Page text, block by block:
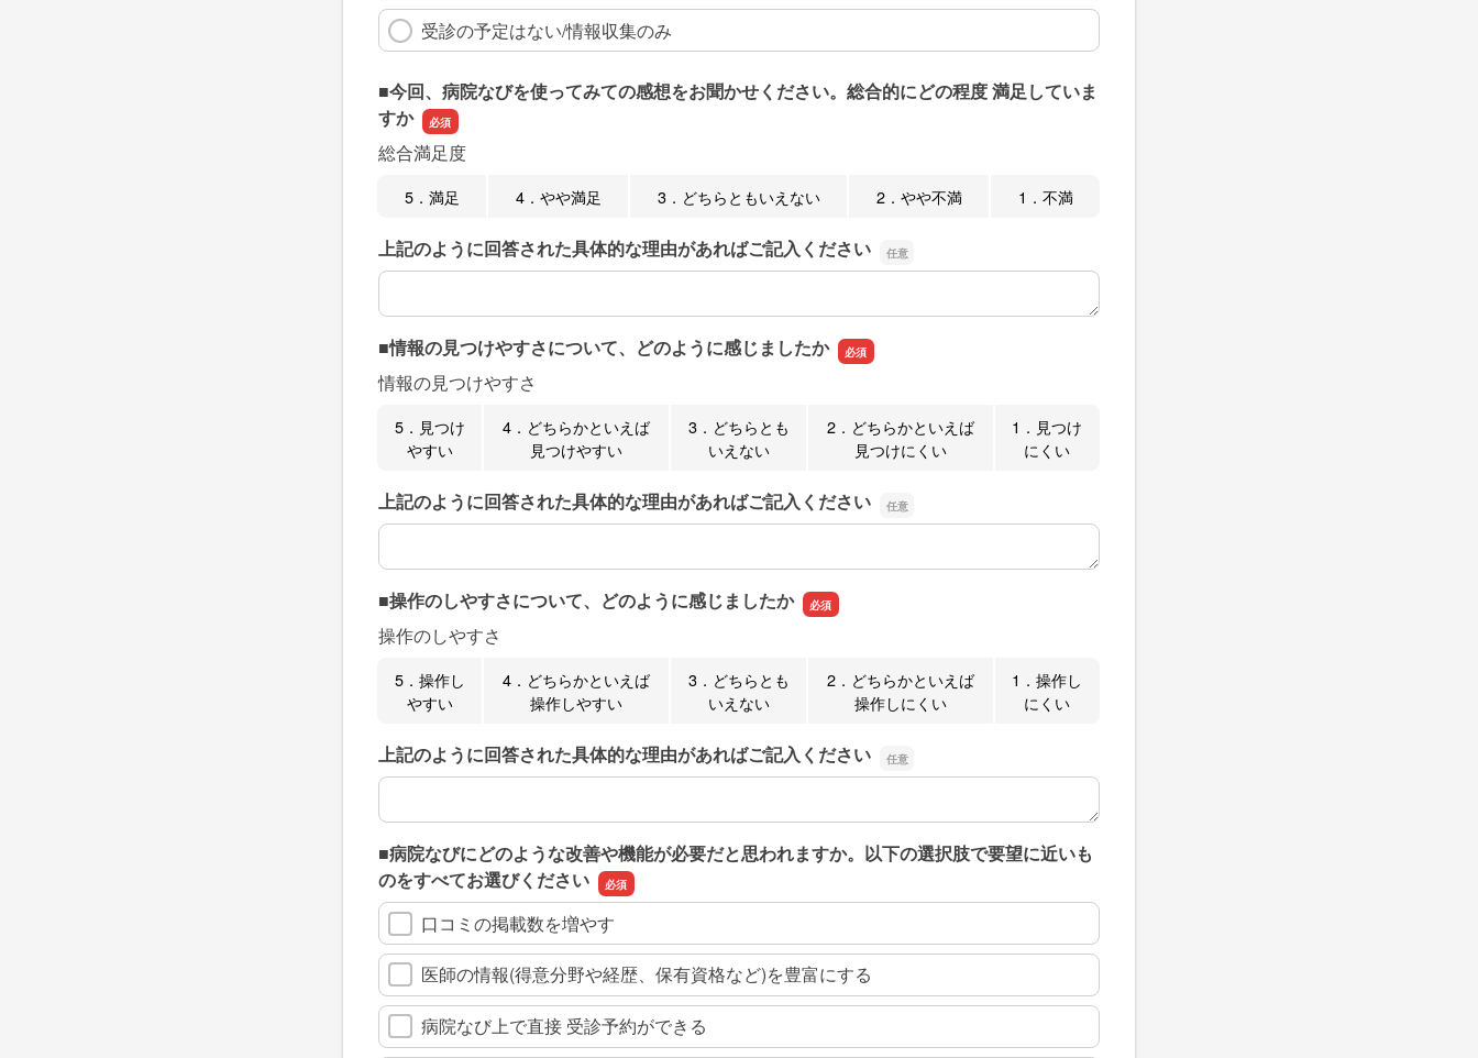
受診の予定はない/情報収集のみ
■今回、病院なびを使ってみての感想をお聞かせください。総合的にどの程度 満足していま
すか
総合満足度
5．満足 4．やや満足 3．どちらともいえない 2．やや不満 1．不満
上記のように回答された具体的な理由があればご記入ください
上記のように回答された具体的な理由があればご記入ください
■情報の見つけやすさについて、どのように感じましたか
情報の見つけやすさ
5．見つけ
やすい
4．どちらかといえば
見つけやすい
3．どちらとも
いえない
2．どちらかといえば
見つけにくい
1．見つけ
にくい
上記のように回答された具体的な理由があればご記入ください
上記のように回答された具体的な理由があればご記入ください
■操作のしやすさについて、どのように感じましたか
操作のしやすさ
5．操作し
やすい
4．どちらかといえば
操作しやすい
3．どちらとも
いえない
2．どちらかといえば
操作しにくい
1．操作し
にくい
上記のように回答された具体的な理由があればご記入ください
上記のように回答された具体的な理由があればご記入ください
■病院なびにどのような改善や機能が必要だと思われますか。以下の選択肢で要望に近いも
のをすべてお選びください
口コミの掲載数を増やす
医師の情報(得意分野や経歴、保有資格など)を豊富にする
病院なび上で直接 受診予約ができる